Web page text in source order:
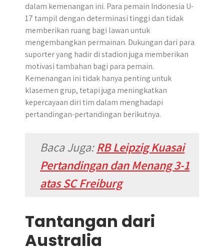
dalam kemenangan ini. Para pemain Indonesia U-
17 tampil dengan determinasi tinggi dan tidak
memberikan ruang bagi lawan untuk
mengembangkan permainan. Dukungan dari para
suporter yang hadir di stadion juga memberikan
motivasi tambahan bagi para pemain.
Kemenangan ini tidak hanya penting untuk
klasemen grup, tetapi juga meningkatkan
kepercayaan diri tim dalam menghadapi
pertandingan-pertandingan berikutnya.
Baca Juga:RB Leipzig Kuasai
Pertandingan dan Menang 3-1
atas SC Freiburg
Tantangan dari
Australia